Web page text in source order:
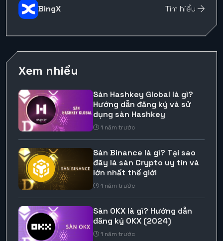
BingX Tìm hiểu
Xem nhiều
Sàn Hashkey Global là gì?
Hướng dẫn đăng ký và sử
dụng sàn Hashkey
1 năm trước
Sàn Binance là gì? Tại sao
đây là sàn Crypto uy tín và
lớn nhất thế giới
1 năm trước
Sàn OKX là gì? Hướng dẫn
đăng ký OKX (2024)
1 năm trước